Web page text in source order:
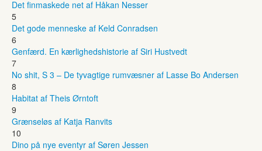
Det finmaskede net af Håkan Nesser
5
Det gode menneske af Keld Conradsen
6
Genfærd. En kærlighedshistorie af Siri Hustvedt
7
No shit, S 3 – De tyvagtige rumvæsner af Lasse Bo Andersen
8
Habitat af Theis Ørntoft
9
Grænseløs af Katja Ranvits
10
Dino på nye eventyr af Søren Jessen